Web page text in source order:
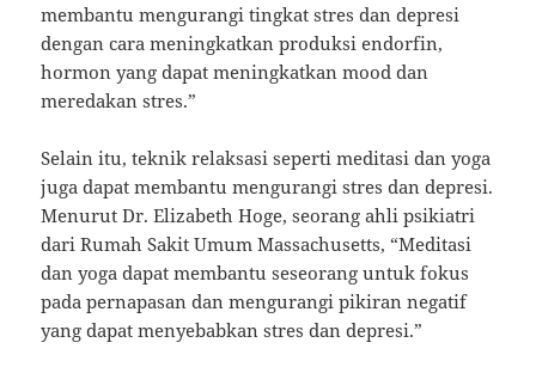
membantu mengurangi tingkat stres dan depresi
dengan cara meningkatkan produksi endorfin,
hormon yang dapat meningkatkan mood dan
meredakan stres.”
Selain itu, teknik relaksasi seperti meditasi dan yoga
juga dapat membantu mengurangi stres dan depresi.
Menurut Dr. Elizabeth Hoge, seorang ahli psikiatri
dari Rumah Sakit Umum Massachusetts, “Meditasi
dan yoga dapat membantu seseorang untuk fokus
pada pernapasan dan mengurangi pikiran negatif
yang dapat menyebabkan stres dan depresi.”